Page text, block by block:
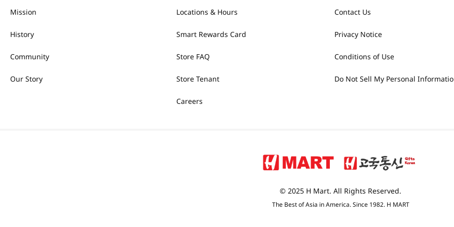
Mission
History
Community
Our Story
Locations & Hours
Smart Rewards Card
Store FAQ
Store Tenant
Careers
Contact Us
Privacy Notice
Conditions of Use
Do Not Sell My Personal
© 2025 H Mart. All Rights Reserved.
The Best of Asia in America. Since 1982. H MART